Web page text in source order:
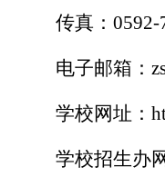
传真： 0592-
电子邮箱：
学校网址：
学校招生办